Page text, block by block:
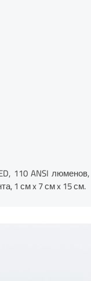
110 ANSI
1 см x 7 см x 15 см.